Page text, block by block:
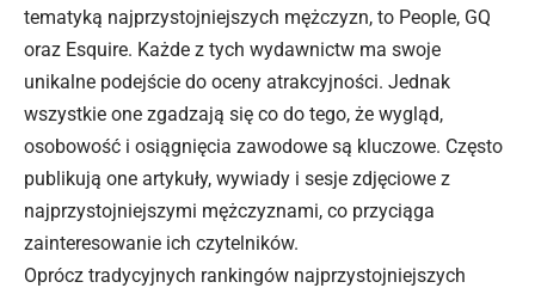
tematyką najprzystojniejszych mężczyzn, to People, GQ
oraz Esquire. Każde z tych wydawnictw ma swoje
unikalne podejście do oceny atrakcyjności. Jednak
wszystkie one zgadzają się co do tego, że wygląd,
osobowość i osiągnięcia zawodowe są kluczowe. Często
publikują one artykuły, wywiady i sesje zdjęciowe z
najprzystojniejszymi mężczyznami, co przyciąga
zainteresowanie ich czytelników.
Oprócz tradycyjnych rankingów najprzystojniejszych